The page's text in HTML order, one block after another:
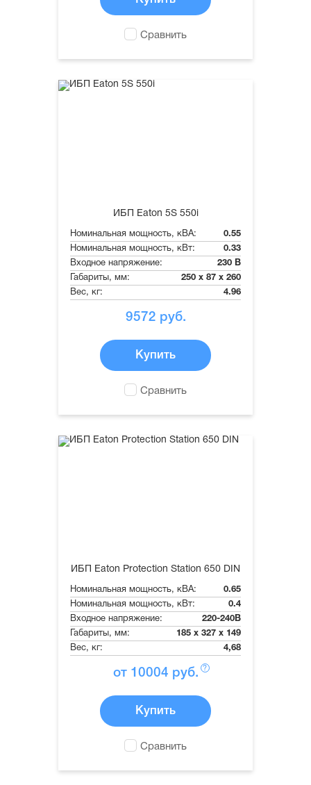
Сравнить
ИБП Eaton 5S 550i
Номинальная мощность, кВА:
0.55
Номинальная мощность, кВт:
0.33
Входное напряжение:
230 В
Габариты, мм:
250 x 87 x 260
Вес, кг:
4.96
9572 руб.
Купить
Сравнить
ИБП Eaton Protection Station 650 DIN
Номинальная мощность, кВА:
0.65
Номинальная мощность, кВт:
0.4
Входное напряжение:
220-240В
Габариты, мм:
185 x 327 x 149
Вес, кг:
4,68
от 10004 руб. ?
Купить
Сравнить